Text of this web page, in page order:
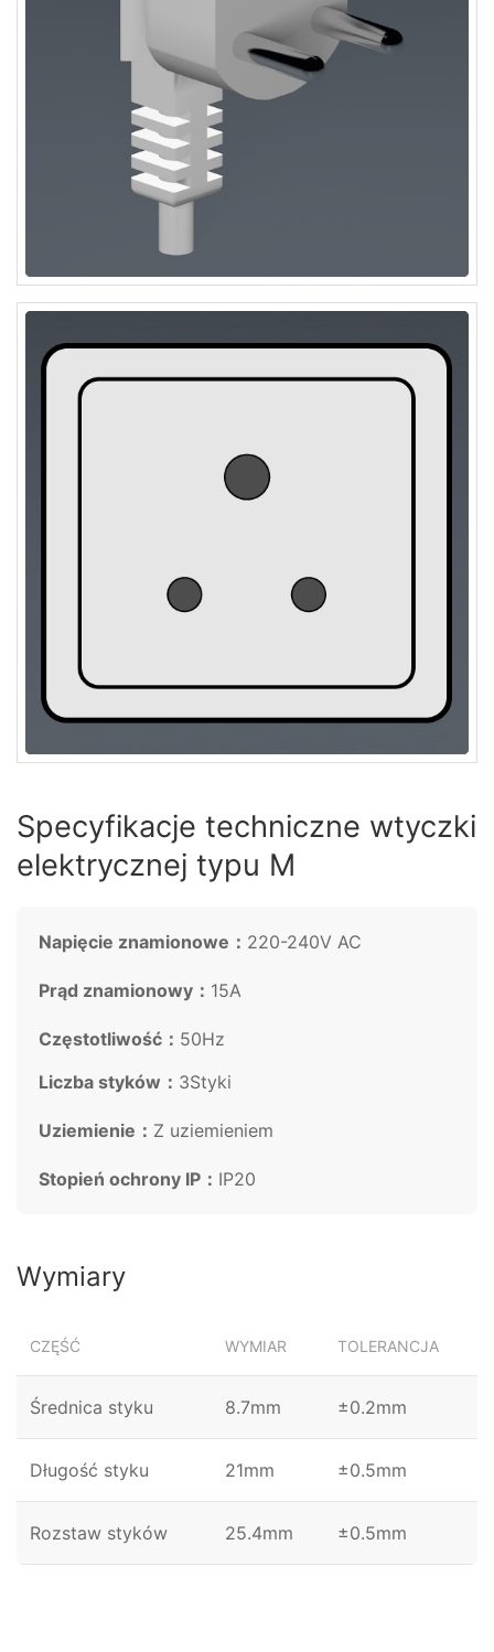
Specyfikacje techniczne wtyczki
elektrycznej typu M
Napięcie znamionowe： 220-240V AC
Prąd znamionowy： 15A
Częstotliwość： 50Hz
Liczba styków： 3Styki
Uziemienie： Z uziemieniem
Stopień ochrony IP： IP20
Wymiary
CZĘŚĆ WYMIAR TOLERANCJA
Średnica styku 8.7mm ±0.2mm
Długość styku 21mm ±0.5mm
Rozstaw styków 25.4mm ±0.5mm